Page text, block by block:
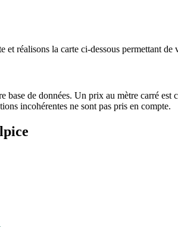
réalisons la carte ci-dessous permettant
base de données. Un prix au mètre carré
incohérentes ne sont pas pris en compte.